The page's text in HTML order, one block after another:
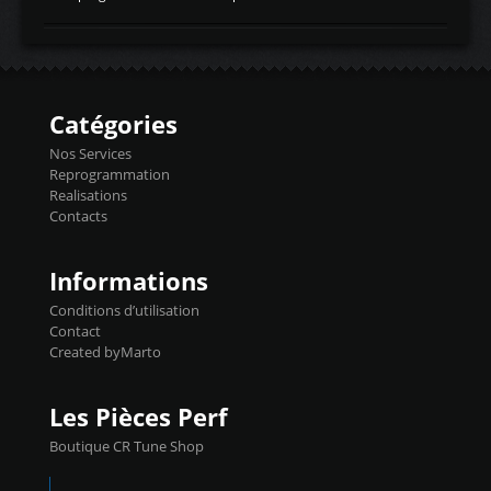
d'admissiontemp ex. pour atmo -30- 80°C
temperaturetemperature ldr moteurtemp
Injecteurs + Flashpro 1370€ TTC Le
précise et performante. Vous pourrez
basculer de la carto sans plomb à Ethanol à
l'aide du flashpro OPTION ECONOMIQUES
Reprog SP 98 sur le calculateur d'origine
450€ TTC Un gain d'environ 10cv et 15nm
Catégories
Nos Services
Reprogrammation
Realisations
Contacts
Informations
Conditions d’utilisation
Contact
Created byMarto
Les Pièces Perf
Boutique CR Tune Shop